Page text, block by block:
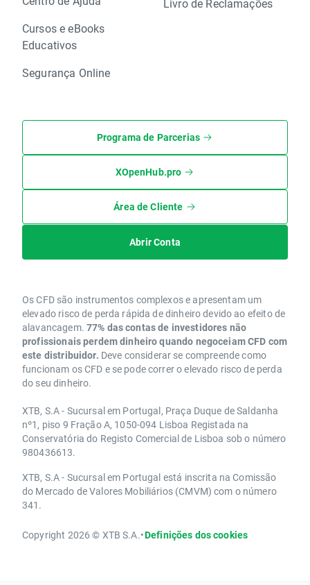
Cursos e eBooks
Educativos
Segurança Online
Livro de Reclamações
Programa de Parcerias
XOpenHub.pro
Área de Cliente
Abrir Conta
Os CFD são instrumentos complexos e apresentam um
elevado risco de perda rápida de dinheiro devido ao efeito de
alavancagem. 77% das contas de investidores não
profissionais perdem dinheiro quando negoceiam CFD com
este distribuidor. Deve considerar se compreende como
funcionam os CFD e se pode correr o elevado risco de perda
do seu dinheiro.
XTB, S.A - Sucursal em Portugal, Praça Duque de Saldanha
nº1, piso 9 Fração A, 1050-094 Lisboa Registada na
Conservatória do Registo Comercial de Lisboa sob o número
980436613.
XTB, S.A - Sucursal em Portugal está inscrita na Comissão
do Mercado de Valores Mobiliários (CMVM) com o número
341.
Copyright 2026 © XTB S.A.•Definições dos cookies